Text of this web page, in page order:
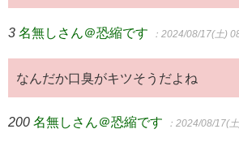
3 名無しさん＠恐縮です ：2024/08/17(土)
なんだか口臭がキツそうだよね
200 名無しさん＠恐縮です ：2024/08/17(